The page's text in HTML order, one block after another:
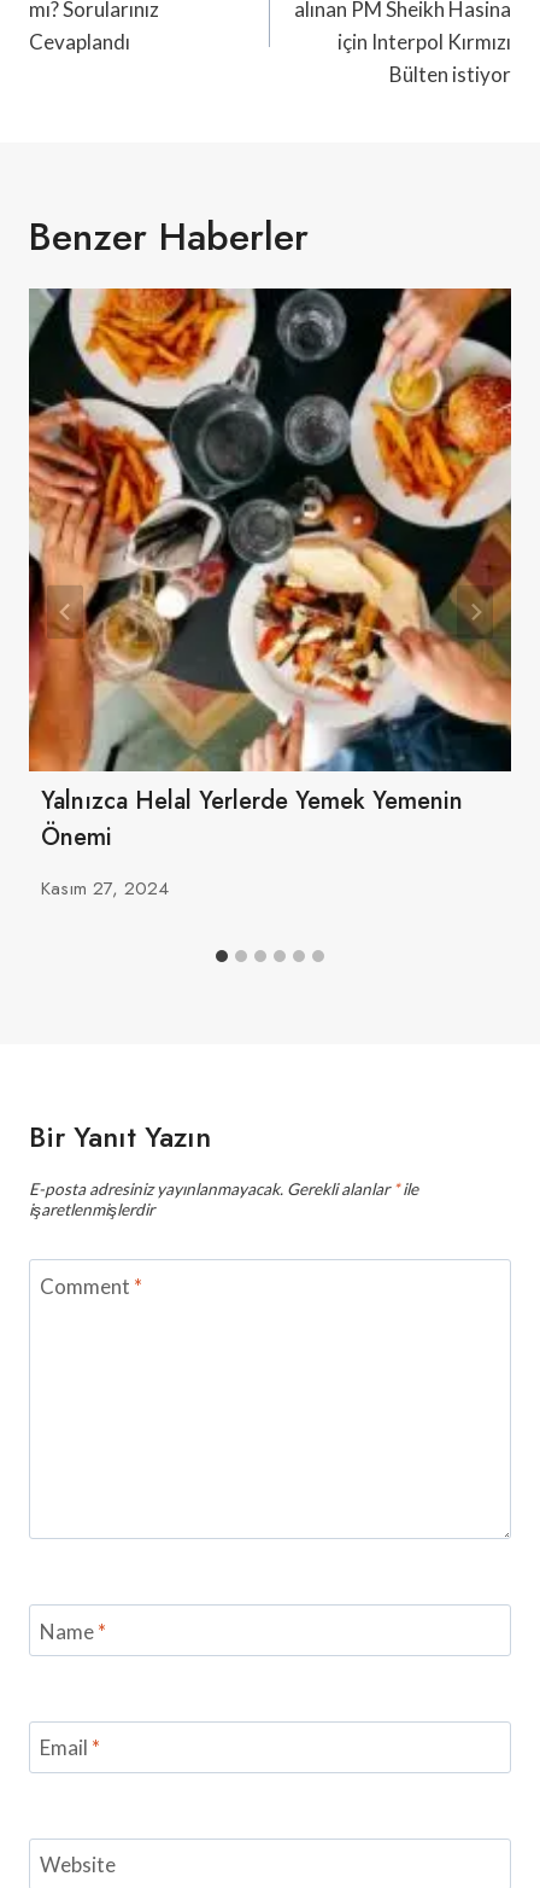
mı? Sorularınız
Cevaplandı
alınan PM Sheikh Hasina
için Interpol Kırmızı
Bülten istiyor
Benzer Haberler
Yalnızca Helal Yerlerde Yemek Yemenin
Önemi
Kasım 27, 2024
Bir Yanıt Yazın
E-posta adresiniz yayınlanmayacak. Gerekli alanlar*ile
işaretlenmişlerdir
Comment *
Name*
Email *
Website